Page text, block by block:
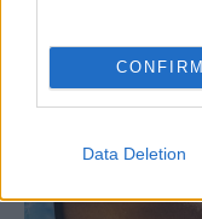
CONFIRM
Data Deletion